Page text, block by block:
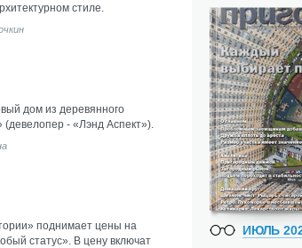
стиле.
дом из деревянного
(девелопер - «Лэнд Аспект»).
поднимает цены на
статус». В цену включат
ИЮЛЬ